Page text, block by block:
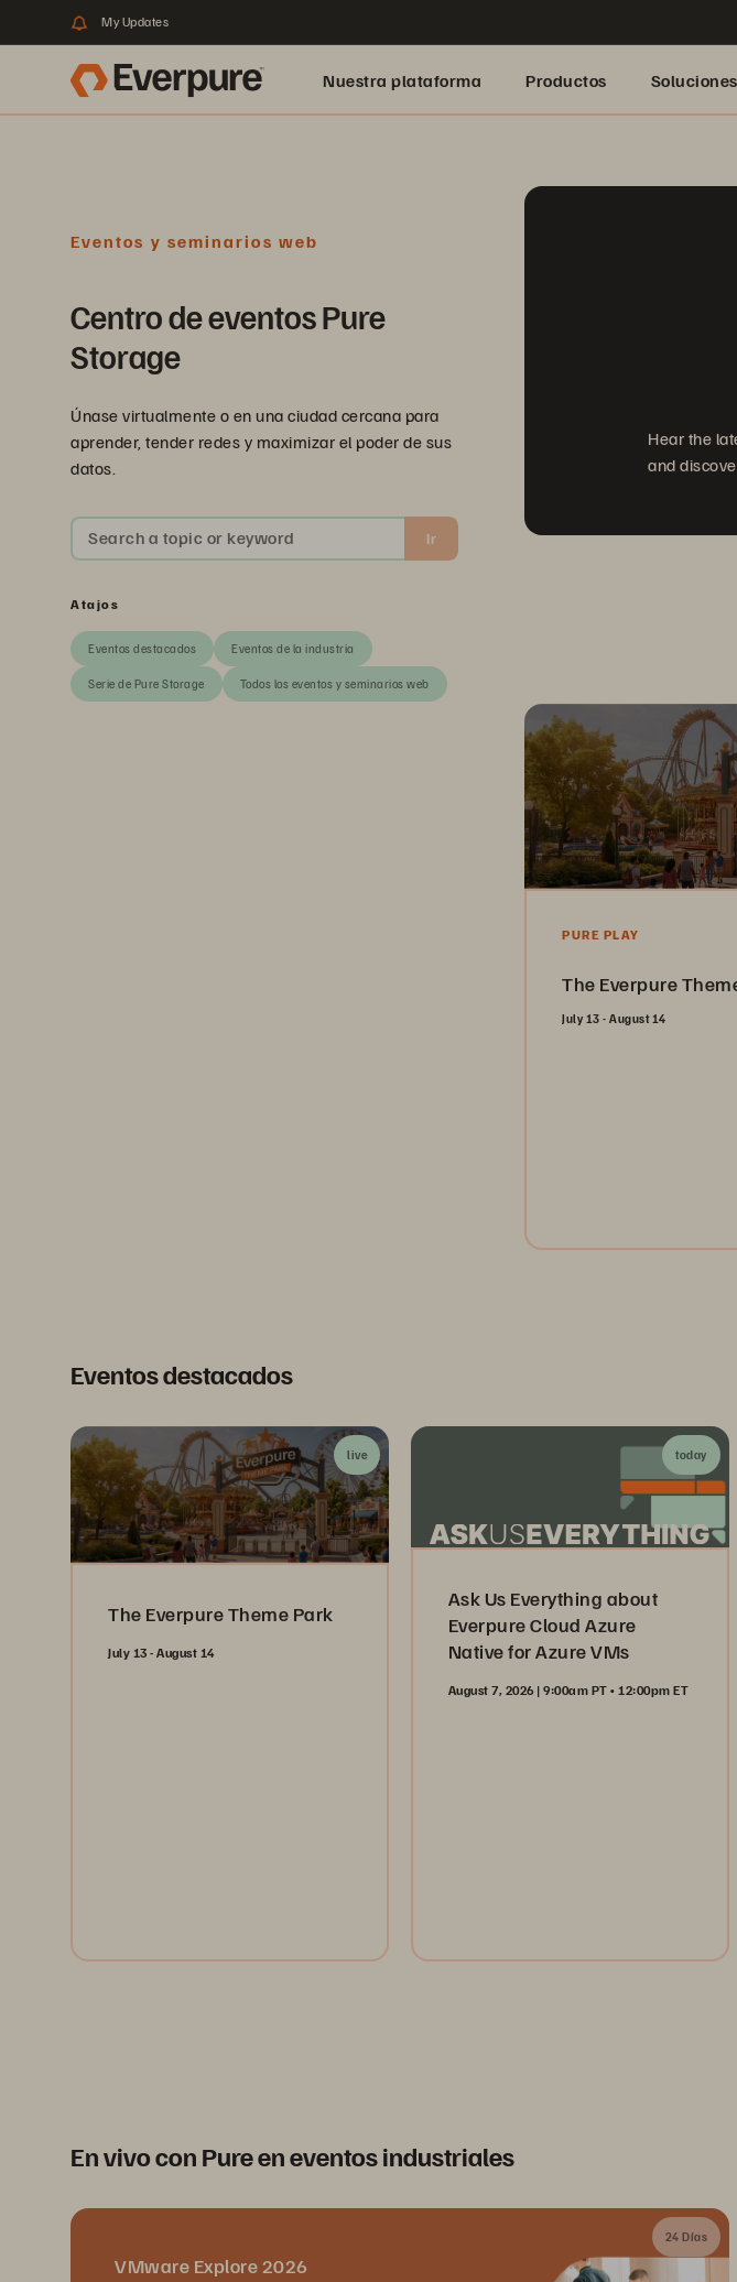
My Updates
Nuestra plataforma Productos Soluciones
Eventos y seminarios web
Centro de eventos Pure
Storage
Únase virtualmente o en una ciudad cercana para
aprender, tender redes y maximizar el poder de sus
datos.
Search a topic or keyword Ir
Atajos
Eventos destacados Eventos de la industria
Serie de Pure Storage Todos los eventos y seminarios web
Hear the
and
PURE PLAY
The Everpure
July 13 - August 14
Eventos destacados
live
The Everpure Theme Park
July 13 - August 14
today
Ask Us Everything about
Everpure Cloud Azure
Native for Azure VMs
August 7, 2026 | 9:00am PT • 12:00pm ET
En vivo con Pure en eventos industriales
24 Días
VMware Explore 2026